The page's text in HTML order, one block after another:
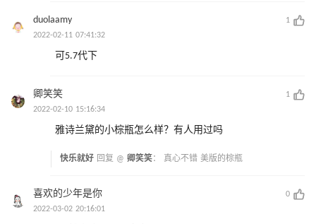
duolaamy
1
2022-02-11 07:41:32
可5.7代下
卿笑笑
1
2022-02-10 15:16:34
雅诗兰黛的小棕瓶怎么样？有人用过吗
快乐就好 回复 @ 卿笑笑： 真心不错 美版的棕瓶
喜欢的少年是你
0
2022-03-02 20:16:01